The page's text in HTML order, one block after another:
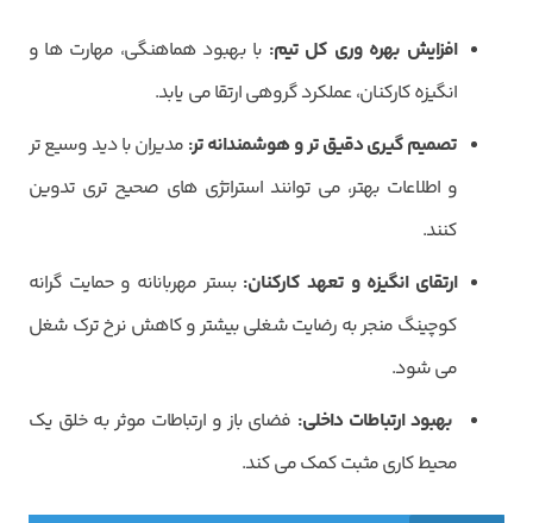
افزایش بهره وری کل تیم: با بهبود هماهنگی، مهارت ها و
انگیزه کارکنان، عملکرد گروهی ارتقا می یابد.
تصمیم گیری دقیق تر و هوشمندانه تر: مدیران با دید وسیع تر
و اطلاعات بهتر، می توانند استراتژی های صحیح تری تدوین
کنند.
ارتقای انگیزه و تعهد کارکنان: بستر مهربانانه و حمایت گرانه
کوچینگ منجر به رضایت شغلی بیشتر و کاهش نرخ ترک شغل
می شود.
بهبود ارتباطات داخلی: فضای باز و ارتباطات موثر به خلق یک
محیط کاری مثبت کمک می کند.